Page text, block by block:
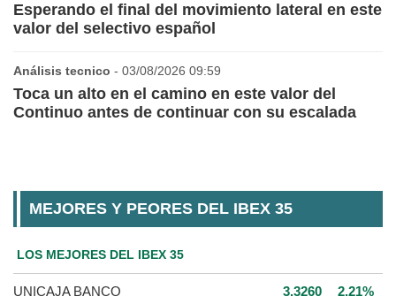
Esperando el final del movimiento lateral en este
valor del selectivo español
Análisis tecnico - 03/08/2026 09:59
Toca un alto en el camino en este valor del
Continuo antes de continuar con su escalada
MEJORES Y PEORES DEL IBEX 35
LOS MEJORES DEL IBEX 35
UNICAJA BANCO 3.3260 2.21%